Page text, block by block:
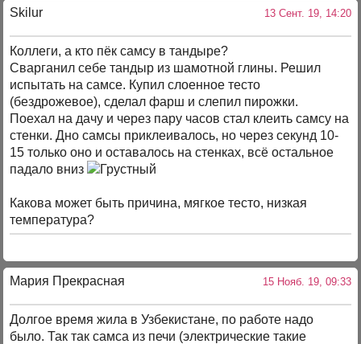
Skilur 13 Сент. 19, 14:20
Коллеги, а кто пёк самсу в тандыре?
Сварганил себе тандыр из шамотной глины. Решил
испытать на самсе. Купил слоенное тесто
(бездрожевое), сделал фарш и слепил пирожки.
Поехал на дачу и через пару часов стал клеить самсу на
стенки. Дно самсы приклеивалось, но через секунд 10-
15 только оно и оставалось на стенках, всё остальное
падало вниз
Какова может быть причина, мягкое тесто, низкая
температура?
Мария Прекрасная 15 Нояб. 19, 09:33
Долгое время жила в Узбекистане, по работе надо
было. Так так самса из печи (электрические такие